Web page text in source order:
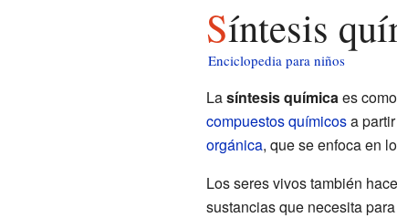
Síntesis
Enciclopedia para niños
Lasíntesis químicaes
compuestos químicosa partir
orgánica, que se enfoca en
Los seres vivos también
sustancias que necesita